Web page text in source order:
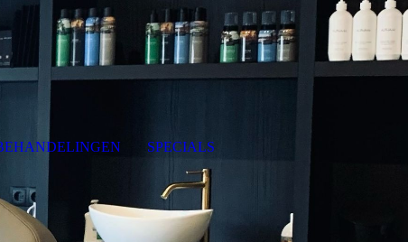
SPECIALS